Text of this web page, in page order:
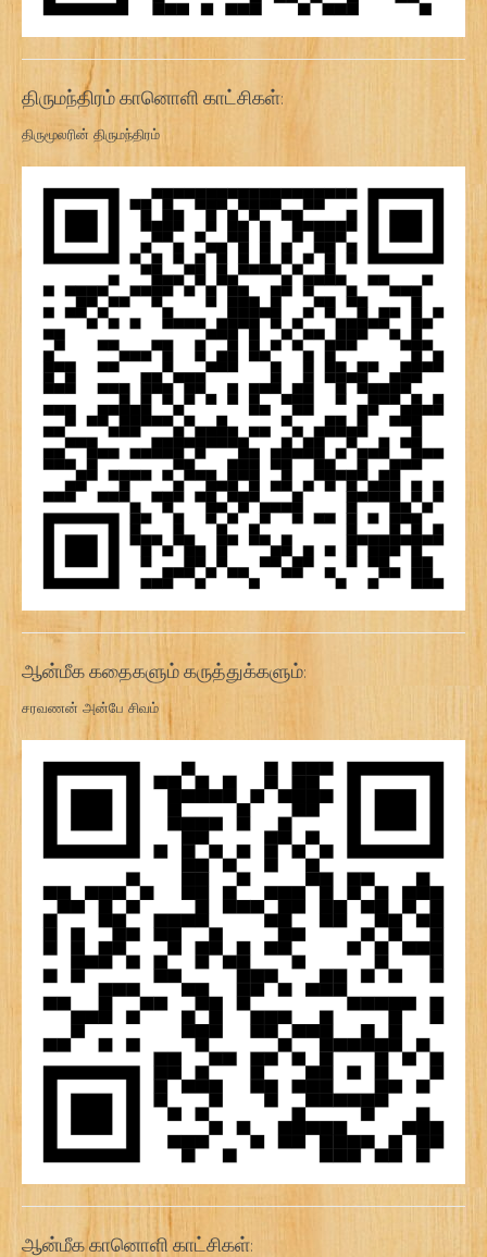
திருமந்திரம் கானொளி காட்சிகள்:
திருமூலரின் திருமந்திரம்
ஆன்மீக கதைகளும் கருத்துக்களும்:
சரவணன் அன்பே சிவம்
ஆன்மீக கானொளி காட்சிகள்: